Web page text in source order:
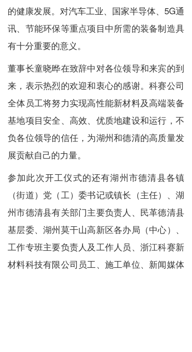
的健康发展。对汽车工业、国家半导体、5G通
讯、节能环保等重点项目中所需的装备制造具
有十分重要的意义。
董事长童晓晔在致辞中对各位领导和来宾的到
来，表示热烈的欢迎和衷心的感谢。科赛公司
全体员工将努力实现高性能新材料及高端装备
基地项目安全、高效、优质地建设和运行，不
负各位领导的信任，为湖州和德清的高质量发
展贡献自己的力量。
参加此次开工仪式的还有湖州市德清县各镇
（街道）党（工）委书记或镇长（主任）、湖
州市德清县有关部门主要负责人、民革德清县
基层委、湖州莫干山高新区各办局（中心）、
工作专班主要负责人及工作人员、浙江科赛新
材料科技有限公司员工、施工单位、新闻媒体